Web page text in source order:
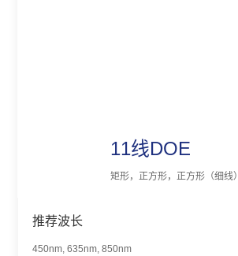
11线DOE
矩形，正方形，正方形（细线）
推荐波长
450nm, 635nm, 850nm